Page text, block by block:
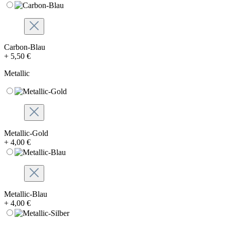
Carbon-Blau
+ 5,50 €
Metallic
Metallic-Gold
+ 4,00 €
Metallic-Blau
+ 4,00 €